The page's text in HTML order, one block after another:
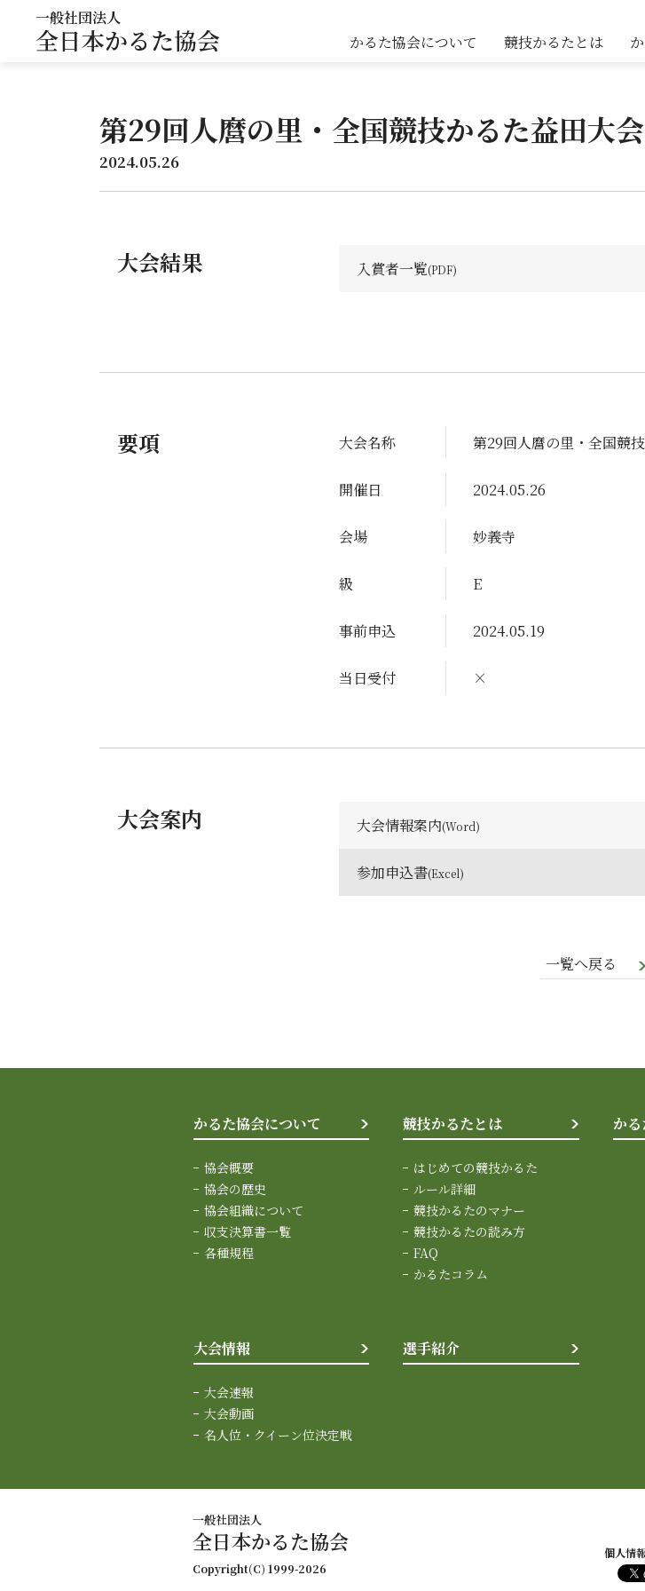
一般社団法人
全日本かるた協会 かるた協会について 競技かるたとは
第29回人麿の里・全国競技かるた益田大会
2024.05.26
大会結果 入賞者一覧
要項 大会名称 第29回人麿の里・全国競
開催日 2024.05.26
会場 妙義寺
級 E
事前申込 2024.05.19
当日受付 ×
大会案内 大会情報案内
参加申込書
一覧へ戻る
かるた協会について
協会概要
協会の歴史
協会組織について
収支決算書一覧
各種規程
競技かるたとは
はじめての競技かるた
ルール詳細
競技かるたのマナー
競技かるたの読み方
FAQ
かるたコラム
か
大会情報
大会速報
大会動画
名人位・クイーン位決定戦
選手紹介
個人情
一般社団法人
全日本かるた協会
Copyright(C) 1999-2026